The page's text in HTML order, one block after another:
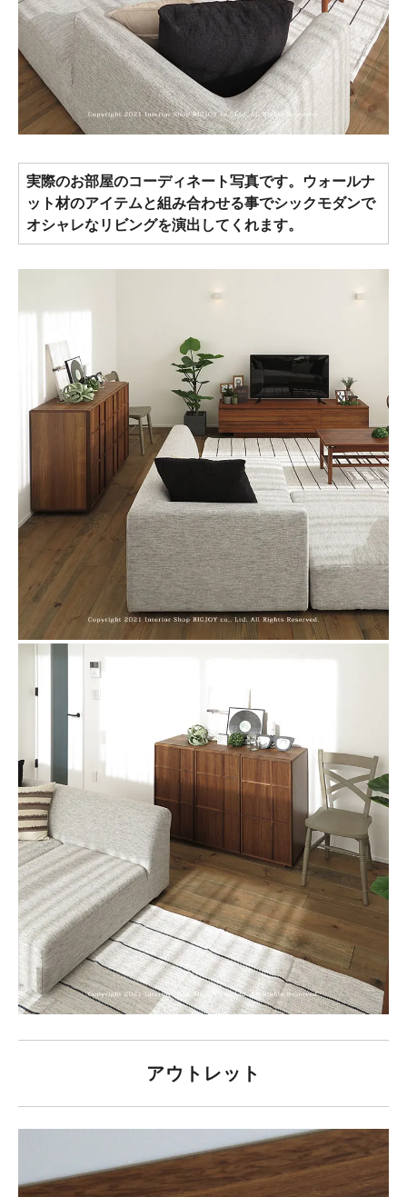
実際のお部屋のコーディネート写真です。ウォールナ
ット材のアイテムと組み合わせる事でシックモダンで
オシャレなリビングを演出してくれます。
アウトレット